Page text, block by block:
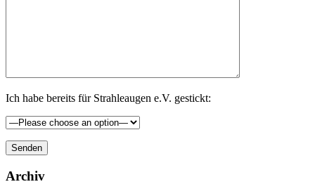
Ich habe bereits für Strahleaugen e.V. gestickt:
Seitenspalte
Archiv